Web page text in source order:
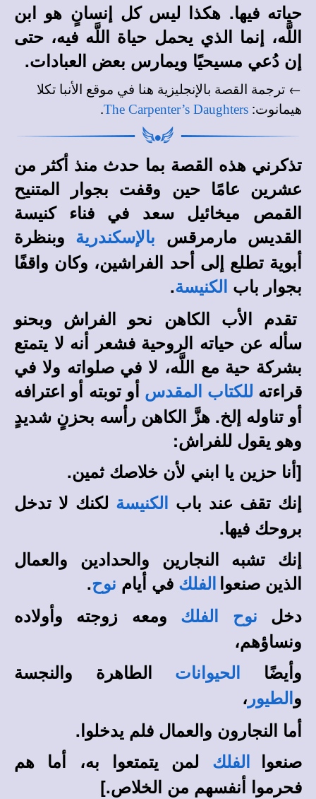
حياته فيها. هكذا ليس كل إنسانٍ هو ابن
اللَّه، إنما الذي يحمل حياة اللَّه فيه، حتى
إن دُعي مسيحيًا ويمارس بعض العبادات.
← ترجمة القصة بالإنجليزية هنا في موقع الأنبا تكلا
هيمانوت:
The Carpenter’s Daughters
.
تذكرني هذه القصة بما حدث منذ أكثر من
عشرين عامًا حين وقفت بجوار المتنيح
القمص ميخائيل سعد في فناء كنيسة
القديس مارمرقس
بالإسكندرية
وبنظرة
أبوية تطلع إلى أحد الفراشين، وكان واقفًا
بجوار باب
الكنيسة.
تقدم الأب الكاهن نحو الفراش وبحنو
سأله عن حياته الروحية فشعر أنه لا يتمتع
بشركة حية مع اللَّه، لا في صلواته ولا في
قراءته للكتاب المقدس أو توبته أو اعترافه
أو تناوله إلخ. هزَّ الكاهن رأسه بحزنٍ شديدٍ
وهو يقول للفراش:
[أنا حزين يا ابني لأن خلاصك ثمين.
إنك تقف عند باب
الكنيسة لكنك لا تدخل
بروحك فيها.
إنك تشبه النجارين والحدادين والعمال
الذين صنعوا الفلك في أيام نوح.
دخل
نوح الفلك
ومعه زوجته وأولاده
ونساؤهم،
وأيضًا
الحيوانات
الطاهرة والنجسة
و الطيور ،
أما النجارون والعمال فلم يدخلوا.
صنعوا
الفلك
لمن يتمتعوا به، أما هم
فحرموا أنفسهم من الخلاص.]